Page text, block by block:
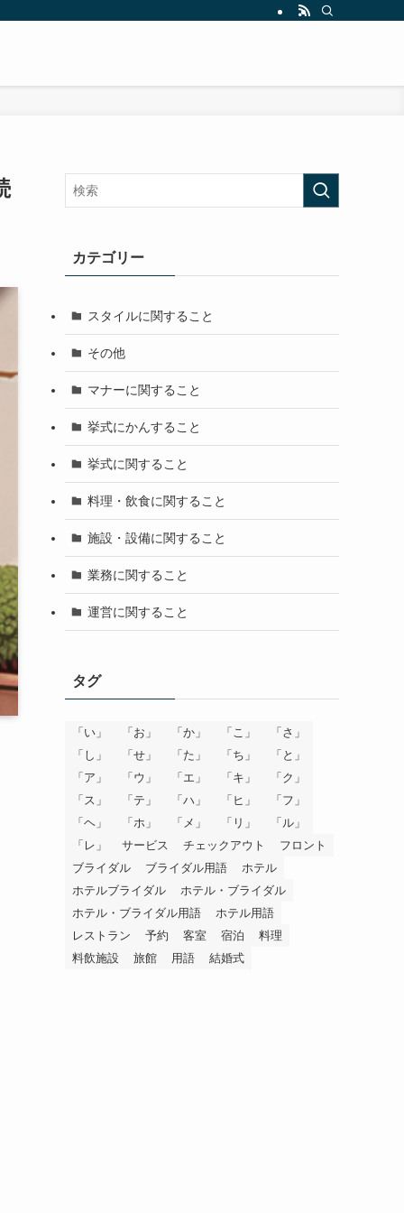
カテゴリー
スタイルに関すること
その他
マナーに関すること
挙式にかんすること
挙式に関すること
料理・飲食に関すること
施設・設備に関すること
業務に関すること
運営に関すること
タグ
「い」 「お」 「か」 「こ」
「さ」
「し」
「せ」 「た」 「ち」
「と」
「ア」
「ウ」 「エ」 「キ」
「ク」
「ス」
「テ」 「ハ」 「ヒ」
「フ」
「ヘ」
「ホ」 「メ」 「リ」
「ル」
「レ」
サービス チェックアウト
フロント
ブライダル
ブライダル用語
ホテル
ホテルブライダル
ホテル・ブライダル
ホテル・ブライダル用語
ホテル用語
レストラン
予約 客室 宿泊
料理
料飲施設
旅館 用語 結婚式